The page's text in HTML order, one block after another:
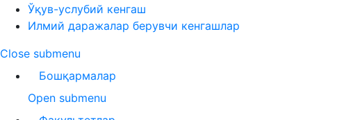
Ўқув-услубий кенгаш
Илмий даражалар берувчи кенгашлар
Close submenu
Бошқармалар
Open submenu